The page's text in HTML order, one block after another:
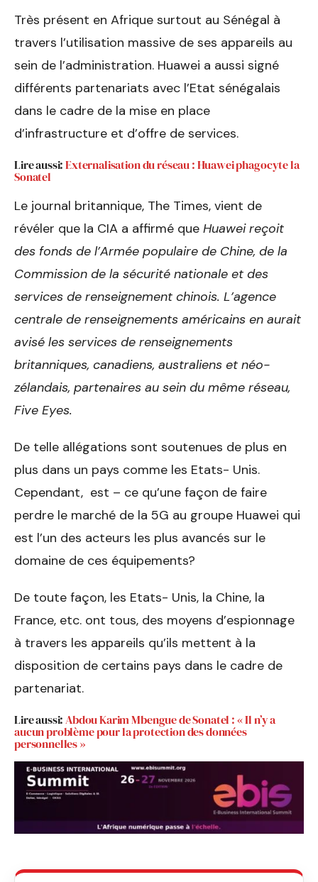
Très présent en Afrique surtout au Sénégal à
travers l’utilisation massive de ses appareils au
sein de l’administration. Huawei a aussi signé
différents partenariats avec l’Etat sénégalais
dans le cadre de la mise en place
d’infrastructure et d’offre de services.
Lire aussi:Externalisation du réseau : Huawei phagocyte la
Sonatel
Le journal britannique, The Times, vient de
révéler que la CIA a affirmé que Huawei reçoit
des fonds de l’Armée populaire de Chine, de la
Commission de la sécurité nationale et des
services de renseignement chinois. L’agence
centrale de renseignements américains en aurait
avisé les services de renseignements
britanniques, canadiens, australiens et néo-
zélandais, partenaires au sein du même réseau,
Five Eyes.
De telle allégations sont soutenues de plus en
plus dans un pays comme les Etats- Unis.
Cependant, est – ce qu’une façon de faire
perdre le marché de la 5G au groupe Huawei qui
est l’un des acteurs les plus avancés sur le
domaine de ces équipements?
De toute façon, les Etats- Unis, la Chine, la
France, etc. ont tous, des moyens d’espionnage
à travers les appareils qu’ils mettent à la
disposition de certains pays dans le cadre de
partenariat.
Lire aussi:Abdou Karim Mbengue de Sonatel : « Il n’y a
aucun problème pour la protection des données
personnelles »